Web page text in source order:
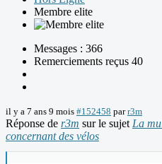
Membre elite
Messages : 366
Remerciements reçus 40
il y a 7 ans 9 mois #152458 parr3m
Réponse de r3m sur le sujet La
concernant des vélos